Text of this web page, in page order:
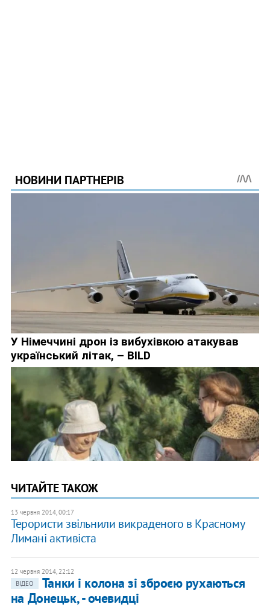
ЧИТАЙТЕ ТАКОЖ
13 червня 2014, 00:17
Терористи звільнили викраденого в Красному
Лимані активіста
12 червня 2014, 22:12
ВІДЕО
Танки і колона зі зброєю рухаються
на Донецьк, - очевидці